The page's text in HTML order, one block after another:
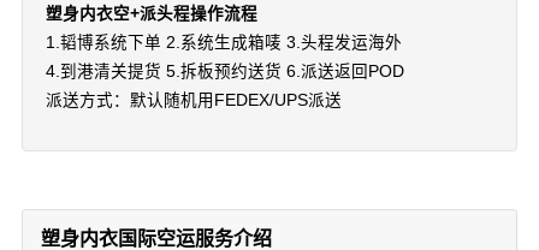
塑身内衣空+派头程操作流程
1.韬博系统下单 2.系统生成箱唛 3.头程发运海外
4.到港清关提货 5.拆板预约送货 6.派送返回POD
派送方式：默认随机用FEDEX/UPS派送
塑身内衣国际空运服务介绍